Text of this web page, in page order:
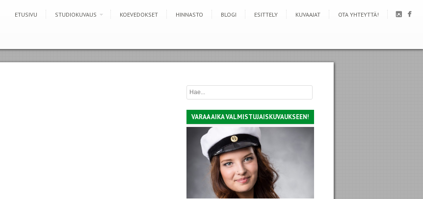
ETUSIVU STUDIOKUVAUS KOEVEDOKSET HINNASTO BLOGI ESITTELY KUVAAJAT OTA YHTEYTTÄ!
VARAA AIKA VALMISTUJAISKUVAUKSEEN!